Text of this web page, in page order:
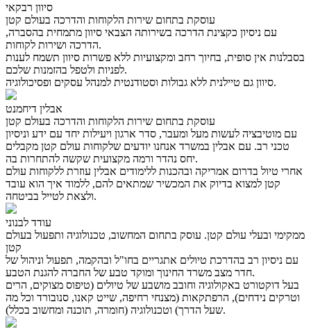
סיוון רבקאי
עוסקת בתחום שירות הלקוחות והדרכה בעולם קטן
עם ניסיון כקצינת הדרכה בשירותה הצבאי סיוון מתמחית בהסברה,
הדרכה ושירות לקוחות.
בסבלנות אין סופית, בחיוך רחב ומקצועיות ללא פשרות סיוון תשמח לענות
לפניות ולטפל בהזמנות שלכם.
סיוון גם טיילנית ללא גבולות וסטודנטית למנהל עסקים ופסיכולוגיה.
אבלין דיחמנט
עוסקת בתחום שירות הלקוחות והדרכה בעולם קטן
עם מוטיבציה לעשות מעל ומעבר, סדר ארגון ויעילות יחד עם ידע וניסיון
טכני רב. עם אבלין במשרד אנחנו יודעים שלקוחות עולם קטן מקבלים
יחס נהדר ורמה מקצועית שקשה להתחרות בה.
אחרי טיול בדרום אמריקה ובהכנות ללימודים אבלין עוזרת ללקוחות עולם
קטן למצוא בדיוק את המכשיר שמתאים להם, ללמוד איך הוא עובד
ולצאת לטייל בביטחה.
עודד לבנוני
ממקימי ובעלי עולם קטן. עוסק בתחום המחשוב, טכנולוגיה ותפעול בעולם
קטן
עם ניסיון רב בהדרכת טיולים אתגריים בחו"ל ובהקמה, תפעול וניהול של
חדר מצב משרד החינוך ומוקד טבע של החברה להגנת הטבע.
בעל דוקטורט באקולוגיה וחובב מושבע של טיולים (טיפוס מצוקים, הרים
וטרקים נידחים), הרפתקאות (מצנחי רחיפה, שייט קאנו, סנובורד וכל מה
שעל הדרך) וטכנולוגיה (חומרה, תוכנה ומחשוב בכלל).